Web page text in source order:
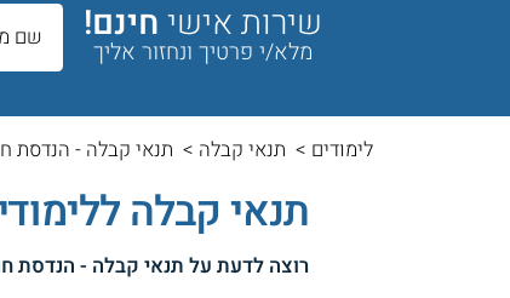
שירות אישיחינם!
מלא/י פרטיך ונחזור אליך
לימודים > תנאי קבלה > תנאי קבלה - הנדסת
תנאי קבלה
רוצה לדעת על תנאי קבלה - הנדסת